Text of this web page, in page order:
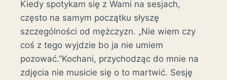
Kiedy spotykam się z Wami na sesjach,
często na samym początku słyszę
szczególności od mężczyzn. „Nie wiem czy
coś z tego wyjdzie bo ja nie umiem
pozować.”Kochani, przychodząc do mnie na
zdjęcia nie musicie się o to martwić. Sesję